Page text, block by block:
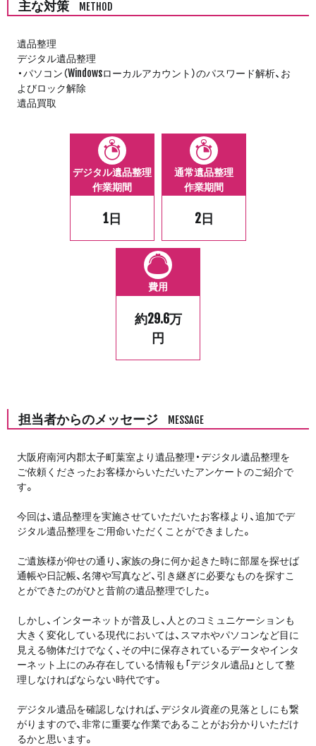
主な対策 METHOD
遺品整理
デジタル遺品整理
・パソコン（Windowsローカルアカウント）のパスワード解析、お
よびロック解除
遺品買取
デジタル遺品整理
作業期間
1日
通常遺品整理
作業期間
2日
費用
約29.6万
円
担当者からのメッセージ MESSAGE
大阪府南河内郡太子町葉室より遺品整理・デジタル遺品整理を
ご依頼くださったお客様からいただいたアンケートのご紹介で
す。
今回は、遺品整理を実施させていただいたお客様より、追加でデ
ジタル遺品整理をご用命いただくことができました。
ご遺族様が仰せの通り、家族の身に何か起きた時に部屋を探せば
通帳や日記帳、名簿や写真など、引き継ぎに必要なものを探すこ
とができたのがひと昔前の遺品整理でした。
しかし、インターネットが普及し、人とのコミュニケーションも
大きく変化している現代においては、スマホやパソコンなど目に
見える物体だけでなく、その中に保存されているデータやインタ
ーネット上にのみ存在している情報も「デジタル遺品」として整
理しなければならない時代です。
デジタル遺品を確認しなければ、デジタル資産の見落としにも繋
がりますので、非常に重要な作業であることがお分かりいただけ
るかと思います。